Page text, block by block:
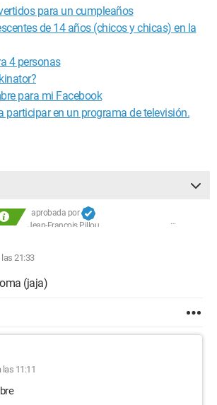
para un cumpleaños
de 14 años (chicos y chicas) en la
4 personas
para mi Facebook
participar en un programa de televisión.
aprobada por
Jean-François Pillou
21:33
(jaja)
las 11:11